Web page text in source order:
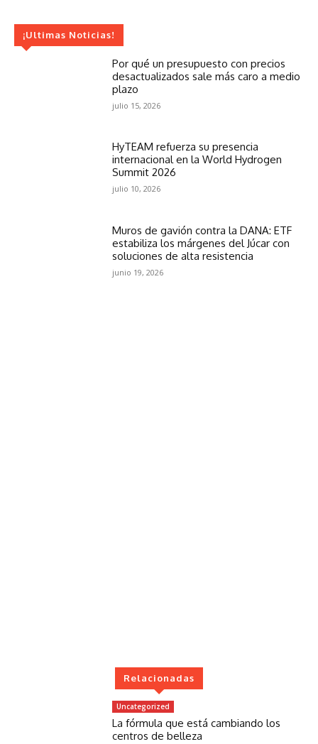
¡Ultimas Noticias!
Por qué un presupuesto con precios
desactualizados sale más caro a medio
plazo
julio 15, 2026
HyTEAM refuerza su presencia
internacional en la World Hydrogen
Summit 2026
julio 10, 2026
Muros de gavión contra la DANA: ETF
estabiliza los márgenes del Júcar con
soluciones de alta resistencia
junio 19, 2026
Relacionadas
Uncategorized
La fórmula que está cambiando los
centros de belleza